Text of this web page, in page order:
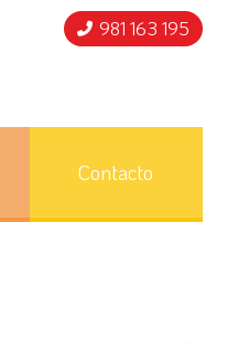
981 163 195
Contacto